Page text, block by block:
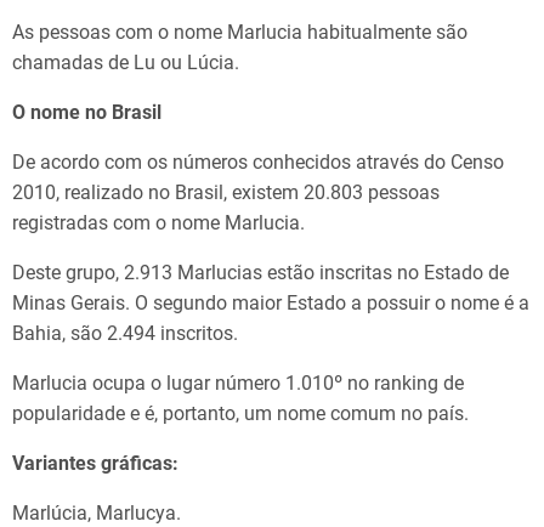
As pessoas com o nome Marlucia habitualmente são
chamadas de Lu ou Lúcia.
O nome no Brasil
De acordo com os números conhecidos através do Censo
2010, realizado no Brasil, existem 20.803 pessoas
registradas com o nome Marlucia.
Deste grupo, 2.913 Marlucias estão inscritas no Estado de
Minas Gerais. O segundo maior Estado a possuir o nome é a
Bahia, são 2.494 inscritos.
Marlucia ocupa o lugar número 1.010º no ranking de
popularidade e é, portanto, um nome comum no país.
Variantes gráficas:
Marlúcia, Marlucya.